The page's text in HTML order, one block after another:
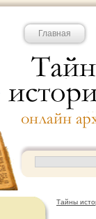
Главная
Тайны